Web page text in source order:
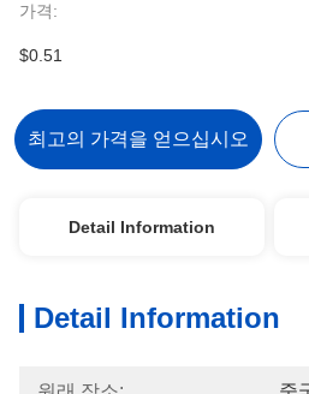
가격:
$0.51
최고의 가격을 얻으십시오
Detail Information
Detail Information